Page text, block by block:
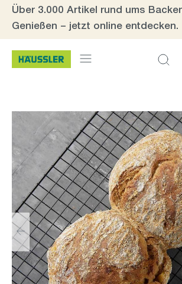
Zum Hauptinhalt springen
Über 3.000 Artikel rund ums
Genießen – jetzt online entdecken.
Bildergalerie überspringen